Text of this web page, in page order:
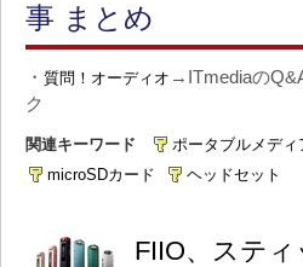
事 まとめ
・ 質問！オーディオ →ITmediaの
ク
関連キーワード ポータブルメディ
microSDカード
ヘッドセット
FIIO、ステ